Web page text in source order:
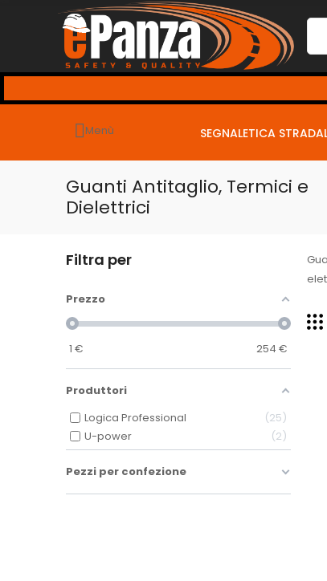
Menù SEGNALETICA
Guanti Antitaglio, Termici e
Dielettrici
Filtra per
Prezzo
1 € 254 €
Produttori
Logica Professional
25
U-power
2
Pezzi per confezione